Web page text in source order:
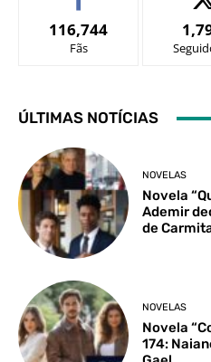
116,744
Fãs
ÚLTIMAS NOTÍCIAS
NOVELAS
Novela
Ademir
de
NOVELAS
Novela
174: